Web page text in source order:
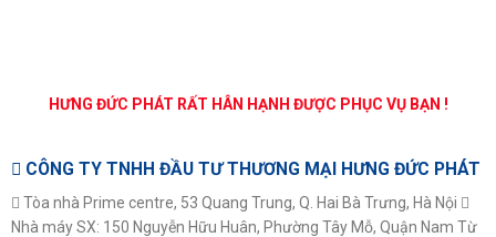
HƯNG ĐỨC PHÁT RẤT HÂN HẠNH ĐƯỢC PHỤC VỤ BẠN !
CÔNG TY TNHH ĐẦU TƯ THƯƠNG MẠI HƯNG ĐỨC PHÁT
Tòa nhà Prime centre, 53 Quang Trung, Q. Hai Bà Trưng, Hà Nội
Nhà máy SX: 150 Nguyễn Hữu Huân, Phường Tây Mỗ, Quận Nam Từ